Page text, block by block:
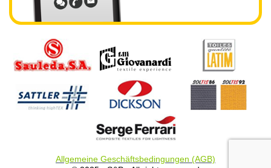
Allgemeine Geschäftsbedingungen (AGB)